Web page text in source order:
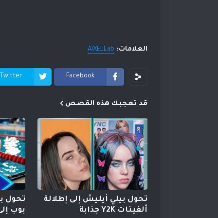
العلامات: AIXELLab
Facebook
Twitter
قد تعجبك هذه القصص
تحول بيلي أيليش إلى إطلالة
ألفينات Y2K جذابة
تحول
بوب